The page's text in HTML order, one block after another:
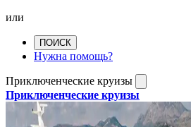
или
ПОИСК
Нужна помощь?
Приключенческие круизы
Приключенческие круизы